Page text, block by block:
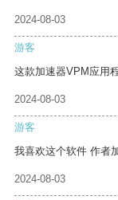
2024-08-03
游客
这款加速器VPM应用
2024-08-03
游客
我喜欢这个软件 作者
2024-08-03